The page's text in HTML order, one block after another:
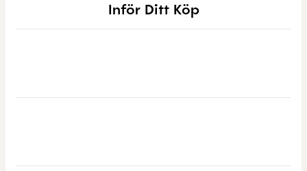
Inför Ditt Köp